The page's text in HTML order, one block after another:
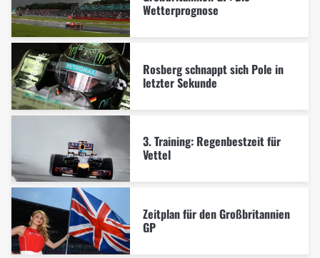
Wetterprognose
Rosberg schnappt sich Pole in
letzter Sekunde
3. Training: Regenbestzeit für
Vettel
Zeitplan für den Großbritannien
GP